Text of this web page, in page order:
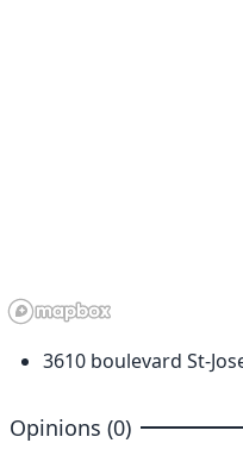
3610 boulevard St-
Opinions (0)